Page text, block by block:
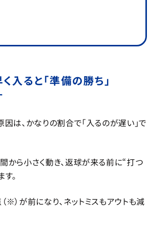
入ると「準備の勝ち」
因は、かなりの割合で「入るのが遅い」で
から小さく動き、返球が来る前に“打つ
。
※）が前になり、ネットミスもアウトも減